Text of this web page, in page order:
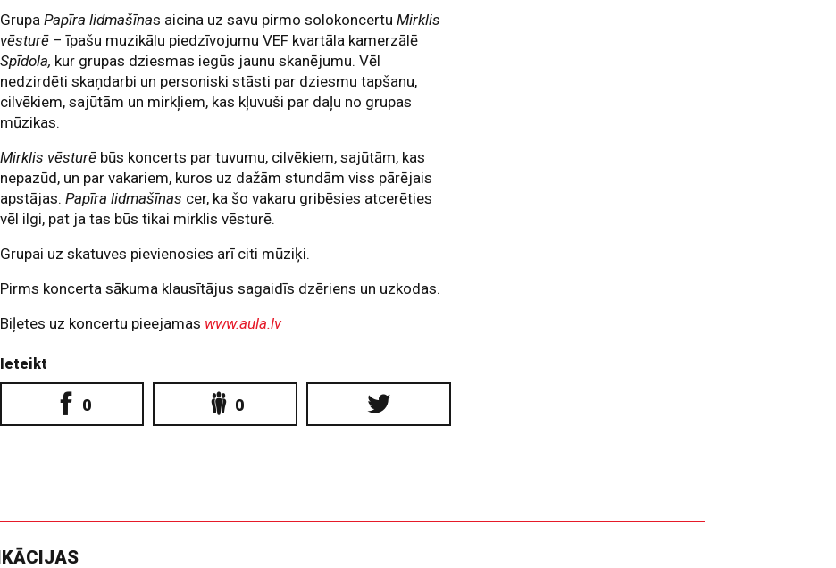
GrupaPapīra lidmašīnas aicina uz savu pirmo solokoncertuMirklis
vēsturē – īpašu muzikālu piedzīvojumu VEF kvartāla kamerzālē
Spīdola, kur grupas dziesmas iegūs jaunu skanējumu. Vēl
nedzirdēti skaņdarbi un personiski stāsti par dziesmu tapšanu,
cilvēkiem, sajūtām un mirkļiem, kas kļuvuši par daļu no grupas
mūzikas.
Mirklis vēsturē būs koncerts par tuvumu, cilvēkiem, sajūtām, kas
nepazūd, un par vakariem, kuros uz dažām stundām viss pārējais
apstājas.Papīra lidmašīnas cer, ka šo vakaru gribēsies atcerēties
vēl ilgi, pat ja tas būs tikai mirklis vēsturē.
Grupai uz skatuves pievienosies arī citi mūziķi.
Pirms koncerta sākuma klausītājus sagaidīs dzēriens un uzkodas.
Biļetes uz koncertu pieejamas www.aula.lv
Ieteikt
0 0